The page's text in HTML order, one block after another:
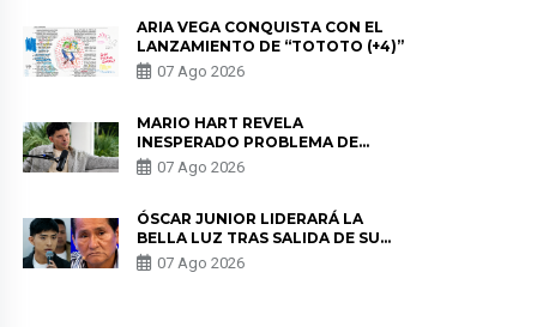
ARIA VEGA CONQUISTA CON EL
LANZAMIENTO DE “TOTOTO (+4)”
07 Ago 2026
MARIO HART REVELA
INESPERADO PROBLEMA DE
SALUD ANTES DE SEPARARSE DE
KORINA: “ME ENCONTRARON UN
07 Ago 2026
ÓSCAR JUNIOR LIDERARÁ LA
BELLA LUZ TRAS SALIDA DE SU
PADRE POR POLÉMICA CON
NALDY SALDAÑA
07 Ago 2026